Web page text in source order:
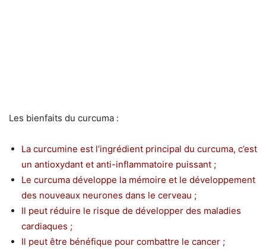
Les bienfaits du curcuma :
La curcumine est l’ingrédient principal du curcuma, c’est
un antioxydant et anti-inflammatoire puissant ;
Le curcuma développe la mémoire et le développement
des nouveaux neurones dans le cerveau ;
Il peut réduire le risque de développer des maladies
cardiaques ;
Il peut être bénéfique pour combattre le cancer ;